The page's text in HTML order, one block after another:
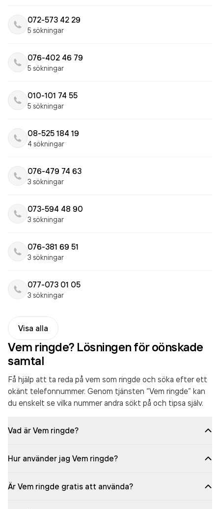
072-573 42 29
5 sökningar
076-402 46 79
5 sökningar
010-101 74 55
5 sökningar
08-525 184 19
4 sökningar
076-479 74 63
3 sökningar
073-594 48 90
3 sökningar
076-381 69 51
3 sökningar
077-073 01 05
3 sökningar
Visa alla
Vem ringde? Lösningen för oönskade
samtal
Få hjälp att ta reda på vem som ringde och söka efter ett
okänt telefonnummer. Genom tjänsten “Vem ringde” kan
du enskelt se vilka nummer andra sökt på och tipsa själv.
Vad är Vem ringde?
Hur använder jag Vem ringde?
Är Vem ringde gratis att använda?